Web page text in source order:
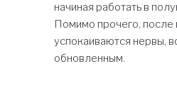
начиная работать в
Помимо прочего, после
успокаиваются нервы,
обновленным.